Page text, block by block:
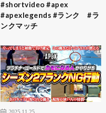
#shortvideo #apex
#apexlegends #ランク #ラ
ンクマッチ
2025.11.25